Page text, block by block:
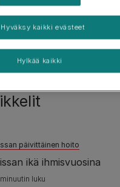
kissoja koskevat artikkelit
päivittäinen hoito
ikä ihmisvuosina
luku
Hylkää kaikki
Hyväksy kaikki evästeet